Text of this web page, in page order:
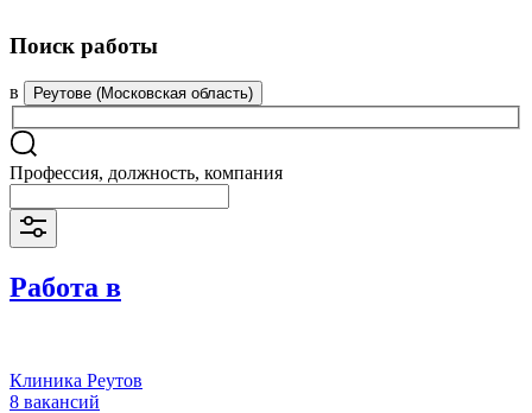
Поиск работы
в Реутове (Московская область)
Профессия, должность, компания
Работа в
Клиника Реутов
8 вакансий